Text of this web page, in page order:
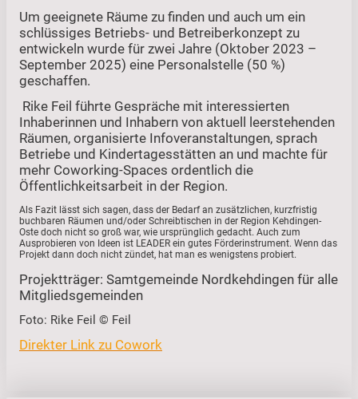
Um geeignete Räume zu finden und auch um ein
schlüssiges Betriebs- und Betreiberkonzept zu
entwickeln wurde für zwei Jahre (Oktober 2023 –
September 2025) eine Personalstelle (50 %)
geschaffen.
Rike Feil führte Gespräche mit interessierten
Inhaberinnen und Inhabern von aktuell leerstehenden
Räumen, organisierte Infoveranstaltungen, sprach
Betriebe und Kindertagesstätten an und machte für
mehr Coworking-Spaces ordentlich die
Öffentlichkeitsarbeit in der Region.
Als Fazit lässt sich sagen, dass der Bedarf an zusätzlichen, kurzfristig
buchbaren Räumen und/oder Schreibtischen in der Region Kehdingen-
Oste doch nicht so groß war, wie ursprünglich gedacht. Auch zum
Ausprobieren von Ideen ist LEADER ein gutes Förderinstrument. Wenn das
Projekt dann doch nicht zündet, hat man es wenigstens probiert.
Projektträger: Samtgemeinde Nordkehdingen für alle
Mitgliedsgemeinden
Foto: Rike Feil © Feil
Direkter Link zu Cowork